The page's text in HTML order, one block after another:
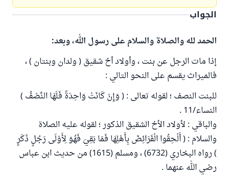
الجواب
الحمد لله والصلاة والسلام على رسول الله، وبعد:
إذا مات الرجل عن بنت ، وأولاد أخ شقيق ( ولدان وبنتان ) ،
فالميراث يقسم على النحو التالي :
للبنت النصف ؛ لقوله تعالى : ( وَإِنْ كَانَتْ وَاحِدَةً فَلَهَا النِّصْفُ )
النساء/11 .
والباقي : لأولاد الأخ الشقيق الذكور ؛ لقوله عليه الصلاة
والسلام : ( أَلْحِقُوا الْفَرَائِضَ بِأَهْلِهَا فَمَا بَقِيَ فَهُوَ لِأَوْلَى رَجُلٍ ذَكَرٍ
) رواه البخاري (6732) ، ومسلم (1615) من حديث ابن عباس
رضي الله عنهما .